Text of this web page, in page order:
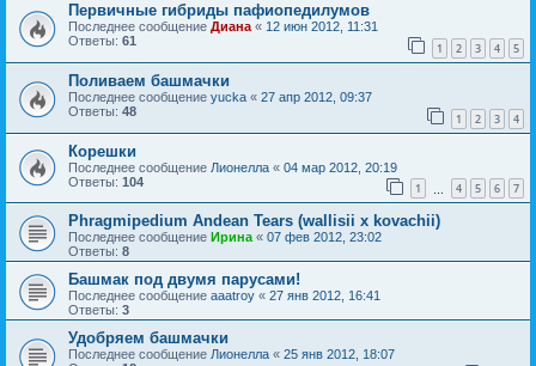
Первичные гибриды пафиопедилумов
Последнее сообщение Диана« 12 июн 2012, 11:31
Ответы: 61 1 2 3 4 5
Поливаем башмачки
Последнее сообщение yucka « 27 апр 2012, 09:37
Ответы: 48 1 2 3 4
Корешки
Последнее сообщение Лионелла « 04 мар 2012, 20:19
Ответы: 104 1 4 5 6 7
Phragmipedium Andean Tears (wallisii x kovachii)
Последнее сообщение Ирина « 07 фев 2012, 23:02
Ответы: 8
Башмак под двумя парусами!
Последнее сообщение aaatroy « 27 янв 2012, 16:41
Ответы: 3
Удобряем башмачки
Последнее сообщение Лионелла « 25 янв 2012, 18:07